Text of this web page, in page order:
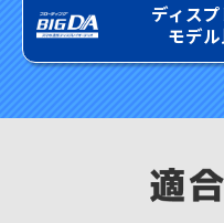
ディス
モデ